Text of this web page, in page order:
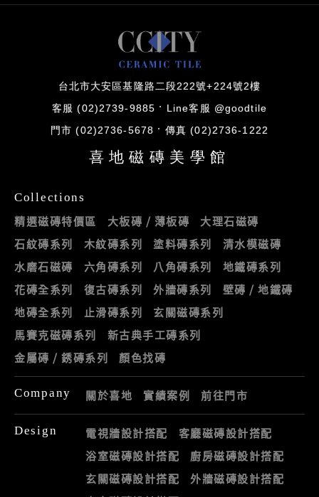
台北市大安區基隆路二段222號+224號2樓
客服 (02)2739-9885 Line客服 @goodtile
門市 (02)2736-5678 傳真 (02)2736-1222
喜地磁磚美學館
Collections
精選磁磚特價區 大板磚 / 薄板磚
大理石磁磚
石紋磚系列
木紋磚系列 塗料磚系列
清水模磁磚
水磨石磁磚
六角磚系列 八角磚系列
地鐵磚系列
花磚全系列
復古磚系列 外牆磚系列
壁磚 / 地鐵磚
地磚全系列
止滑磚系列
玄關磁磚系列
馬賽克磁磚系列
新古典手工磚系列
金屬磚 / 銹磚系列
顏色找磚
Company 關於喜地 實績案例 前往門市
Design 電視牆設計搭配
客廳磁磚設計搭配
浴室磁磚設計搭配
廚房磁磚設計搭配
玄關磁磚設計搭配
外牆磁磚設計搭配